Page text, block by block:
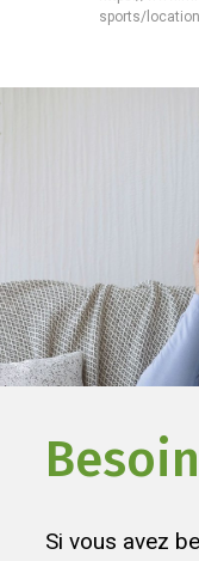
sports/
Si vous avez